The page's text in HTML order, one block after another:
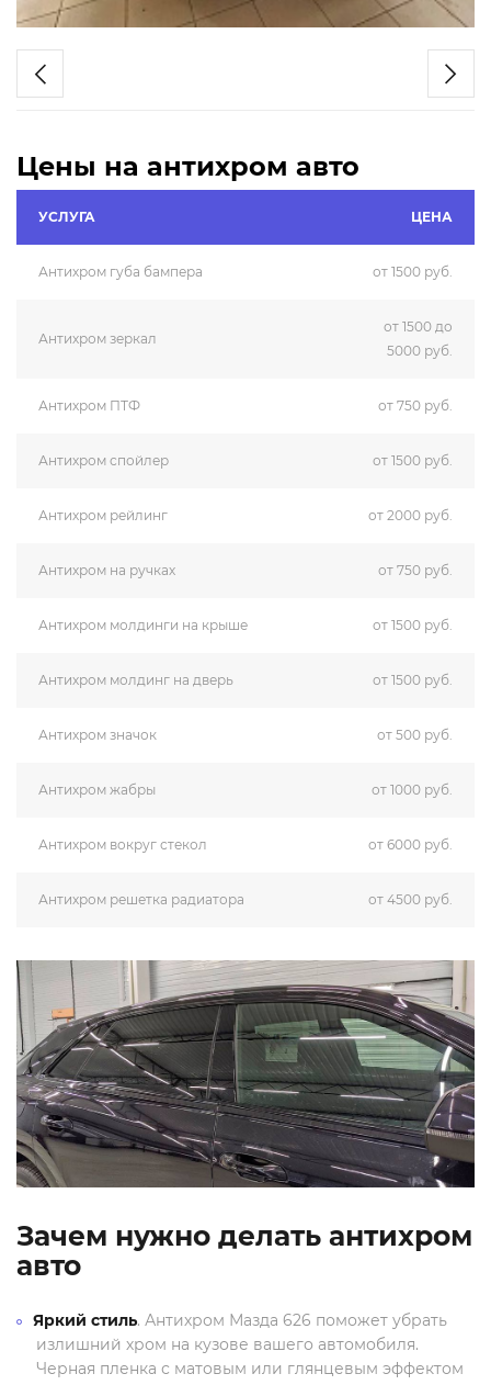
Цены на антихром авто
УСЛУГА ЦЕНА
Антихром губа бампера от 1500 руб.
Антихром зеркал
от 1500 до
5000 руб.
Антихром ПТФ от 750 руб.
Антихром спойлер от 1500 руб.
Антихром рейлинг от 2000 руб.
Антихром на ручках от 750 руб.
Антихром молдинги на крыше от 1500 руб.
Антихром молдинг на дверь от 1500 руб.
Антихром значок от 500 руб.
Антихром жабры от 1000 руб.
Антихром вокруг стекол от 6000 руб.
Антихром решетка радиатора от 4500 руб.
Зачем нужно делать антихром
авто
Яркий стиль. Антихром Мазда 626 поможет убрать
излишний хром на кузове вашего автомобиля.
Черная пленка с матовым или глянцевым эффектом